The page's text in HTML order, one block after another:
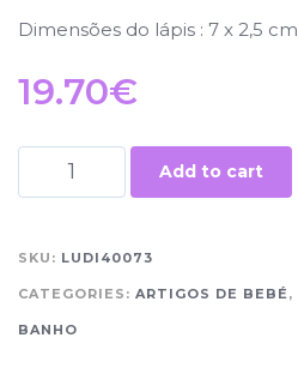
Dimensões do lápis : 7 x 2,5 cm
19.70€
Add to cart
SKU: LUDI40073
CATEGORIES: ARTIGOS DE BEBÉ ,
BANHO